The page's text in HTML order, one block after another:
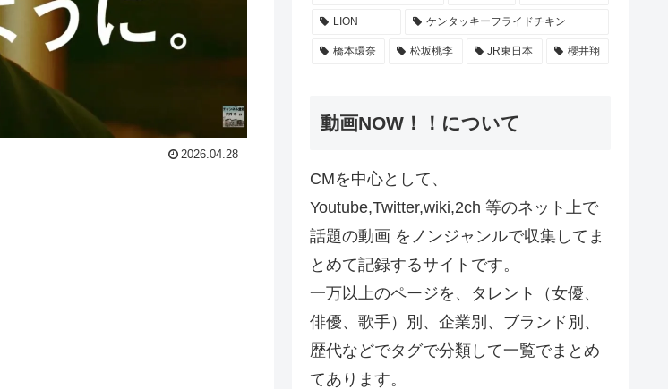
2026.04.28
LION ケンタッキーフライドチキン
橋本環奈 松坂桃李 JR東日本 櫻井翔
動画NOW！！について
CMを中心として、
Youtube,Twitter,wiki,2ch 等のネット上で
話題の動画 をノンジャンルで収集してま
とめて記録するサイトです。
一万以上のページを、タレント（女優、
俳優、歌手）別、企業別、ブランド別、
歴代などでタグで分類して一覧でまとめ
てあります。